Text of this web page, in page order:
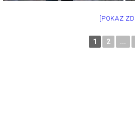
[POKAZ
1 2 ...